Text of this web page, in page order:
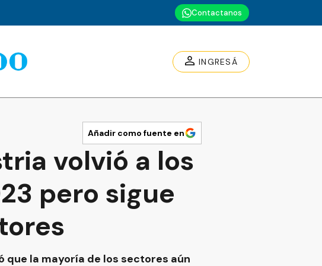
Contactanos
INGRESÁ
Añadir como fuente en
volvió a los
pero sigue
que la mayoría de los sectores aún